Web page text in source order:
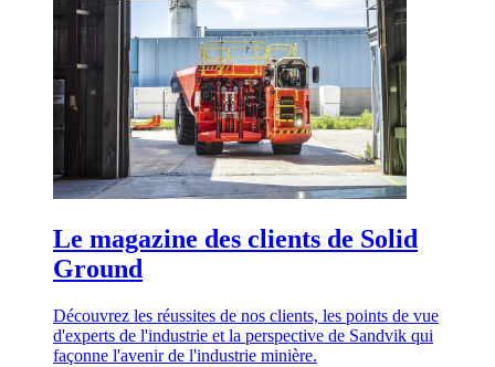
Le magazine des clients de Solid
Ground
Découvrez les réussites de nos clients, les points de vue
d'experts de l'industrie et la perspective de Sandvik qui
façonne l'avenir de l'industrie minière.